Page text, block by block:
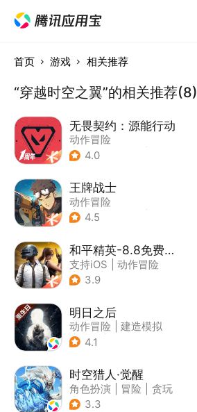
首页 游戏 相关推荐
“穿越时空之翼”的相关推荐(8)
无畏契约：源能行动
动作冒险
| 第一人称射击
4.0
王牌战士
动作冒险
| 第一人称射击
4.5
和平精英-8.8免费领20连抽
支持iOS
动作冒险
| PvP
3.9
明日之后
动作冒险
建造模拟
| 丧尸
4.1
时空猎人·觉醒
角色扮演 冒险
贪玩
| 街机
3.3